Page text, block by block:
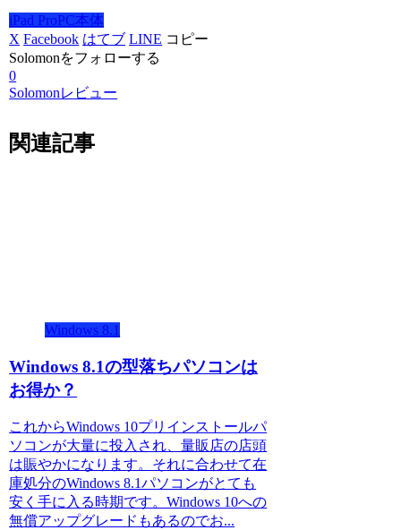
iPad ProPC本体
X Facebook はてブ LINE コピー
Solomonをフォローする
0
Solomonレビュー
関連記事
Windows 8.1
Windows 8.1の型落ちパソコンは
お得か？
これからWindows 10プリインストールパ
ソコンが大量に投入され、量販店の店頭
は賑やかになります。それに合わせて在
庫処分のWindows 8.1パソコンがとても
安く手に入る時期です。Windows 10への
無償アップグレードもあるのでお...